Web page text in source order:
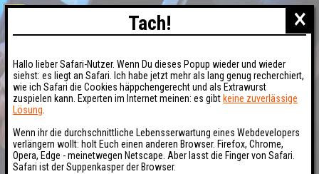
×
Tach!
Hallo lieber Safari-Nutzer. Wenn Du dieses Popup wieder und wieder
siehst: es liegt an Safari. Ich habe jetzt mehr als lang genug recherchiert,
wie ich Safari die Cookies häppchengerecht und als Extrawurst
zuspielen kann. Experten im Internet meinen: es gibt keine zuverlässige
Lösung
Wenn ihr die durchschnittliche Lebensserwartung eines Webdevelopers
verlängern wollt: holt Euch einen anderen Browser. Firefox, Chrome,
Opera, Edge - meinetwegen Netscape. Aber lasst die Finger von Safari.
Safari ist der Suppenkasper der Browser.